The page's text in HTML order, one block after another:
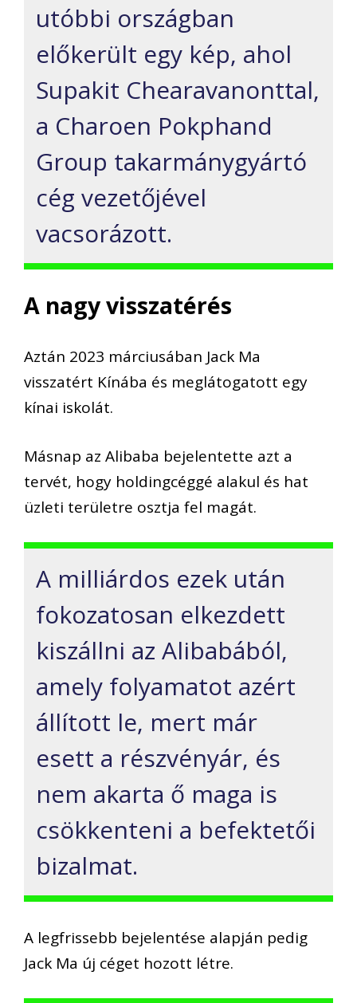
utóbbi országban
előkerült egy kép, ahol
Supakit Chearavanonttal,
a Charoen Pokphand
Group takarmánygyártó
cég vezetőjével
vacsorázott.
A nagy visszatérés
Aztán 2023 márciusában Jack Ma
visszatért Kínába és meglátogatott egy
kínai iskolát.
Másnap az Alibaba bejelentette azt a
tervét, hogy holdingcéggé alakul és hat
üzleti területre osztja fel magát.
A milliárdos ezek után
fokozatosan elkezdett
kiszállni az Alibabából,
amely folyamatot azért
állított le, mert már
esett a részvényár, és
nem akarta ő maga is
csökkenteni a befektetői
bizalmat.
A legfrissebb bejelentése alapján pedig
Jack Ma új céget hozott létre.